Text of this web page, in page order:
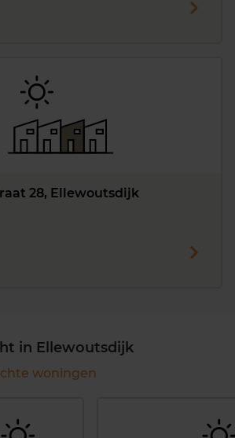
28, Ellewoutsdijk
in Ellewoutsdijk
woningen